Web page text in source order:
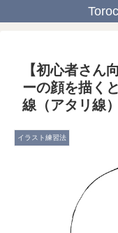
【初心者さん
ーの顔を描く
線（アタリ線
イラスト練習法